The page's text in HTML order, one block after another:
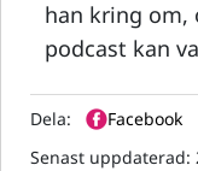
han kring om,
podcast kan
Dela:
Facebook
Senast uppdaterad: